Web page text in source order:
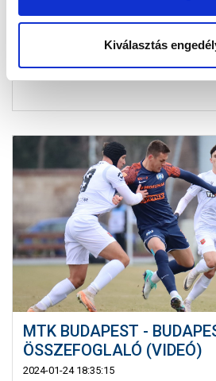
Kiválasztás
MTK BUDAPEST -
ÖSSZEFOGLALÓ (VIDEÓ)
2024-01-24 18:35:15